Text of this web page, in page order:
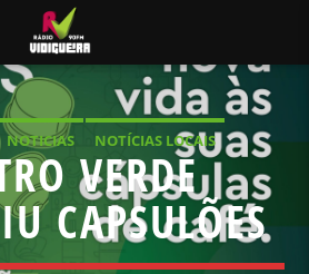
NOTICIAS
NOTÍCIAS LOCAIS
NACIONAIS
VERDE
CAPSULÕES